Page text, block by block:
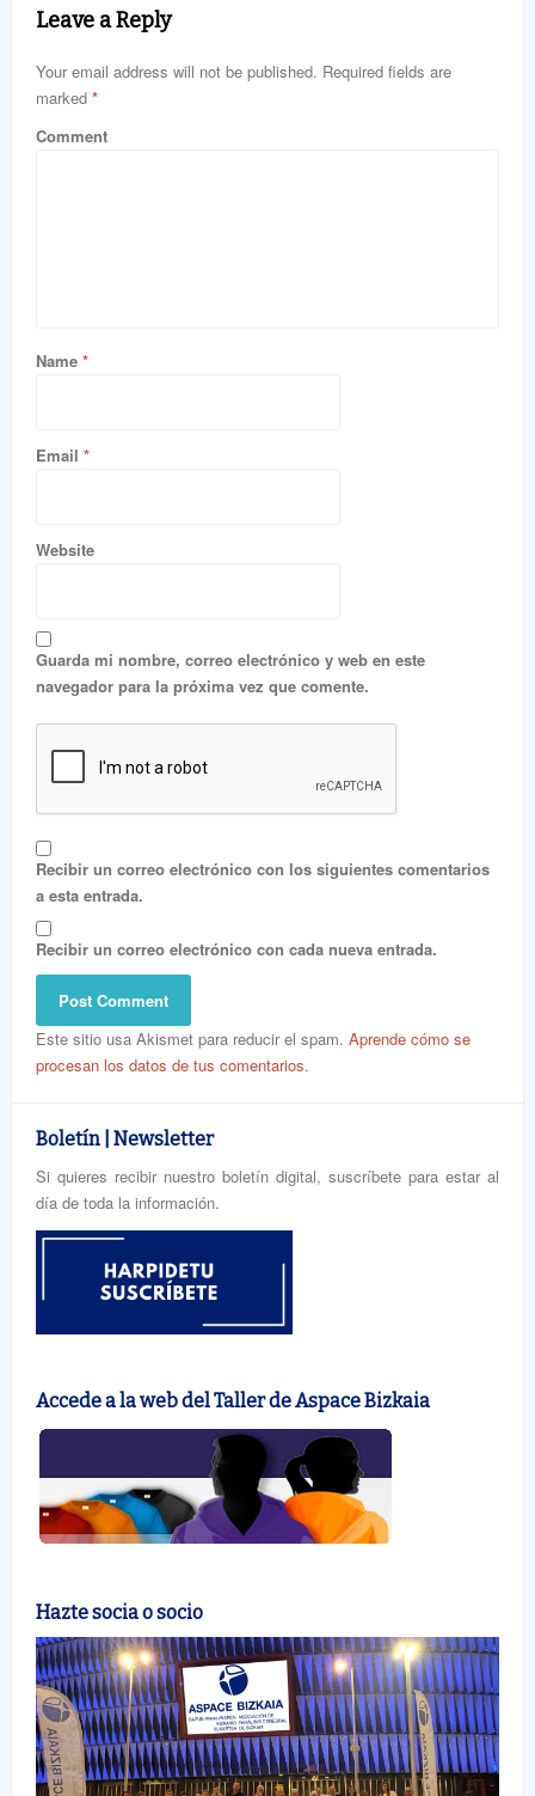
Leave a Reply
Your email address will not be published. Required fields are
marked *
Comment
Name *
Email *
Website
Guarda mi nombre, correo electrónico y web en este
navegador para la próxima vez que comente.
Recibir un correo electrónico con los siguientes comentarios
a esta entrada.
Recibir un correo electrónico con cada nueva entrada.
Este sitio usa Akismet para reducir el spam. Aprende cómo se
procesan los datos de tus comentarios.
Boletín | Newsletter
Si quieres recibir nuestro boletín digital, suscríbete para estar al
día de toda la información.
Accede a la web del Taller de Aspace Bizkaia
Hazte socia o socio